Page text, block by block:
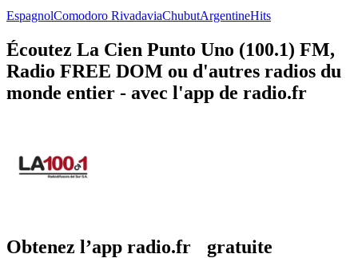
EspagnolComodoro RivadaviaChubutArgentineHits
Écoutez La Cien Punto Uno (100.1) FM,
Radio FREE DOM ou d'autres radios du
monde entier - avec l'app de radio.fr
Obtenez l’app radio.fr gratuite